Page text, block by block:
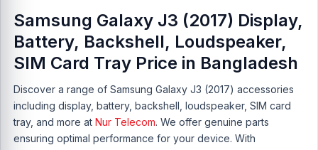
Samsung Galaxy J3 (2017) Display,
Battery, Backshell, Loudspeaker,
SIM Card Tray Price in Bangladesh
Discover a range of Samsung Galaxy J3 (2017) accessories
including display, battery, backshell, loudspeaker, SIM card
tray, and more at Nur Telecom. We offer genuine parts
ensuring optimal performance for your device. With